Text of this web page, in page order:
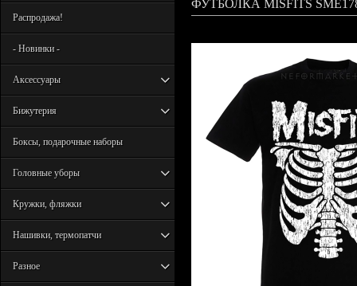
Распродажа!
- Новинки -
Аксессуары
Бижутерия
Боксы, подарочные наборы
Головные уборы
Кружки, фляжки
Нашивки, термопатчи
Разное
ФУТБОЛКА MISFITS